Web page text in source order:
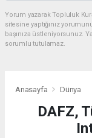
Yorum yazarak Topluluk
sitesine yaptığınız
başınıza üstleniyorsunuz.
sorumlu tutulamaz.
Anasayfa Dünya
DAFZ,